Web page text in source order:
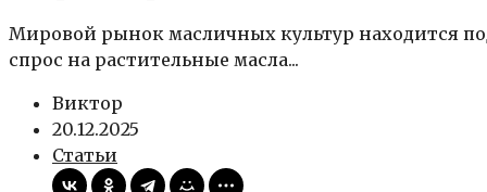
Мировой рынок масличных культур находится
спрос на растительные масла...
Виктор
20.12.2025
Статьи